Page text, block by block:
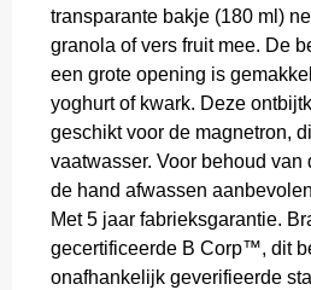
transparante bakje (180 ml)
granola of vers fruit mee. De
een grote opening is
yoghurt of kwark. Deze
geschikt voor de magnetron,
vaatwasser. Voor behoud van
de hand afwassen
Met 5 jaar fabrieksgarantie.
gecertificeerde B Corp™, dit
onafhankelijk geverifieerde